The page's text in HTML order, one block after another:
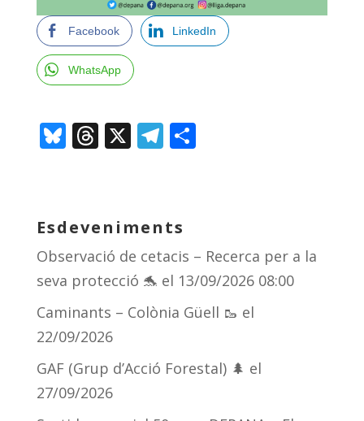
Facebook LinkedIn
WhatsApp
Bl
sk
y
T
d
s
X T
gr
a
m
C
te
ix
Esdeveniments
Observació de cetacis – Recerca per a la
seva protecció 🐬 el 13/09/2026 08:00
Caminants – Colònia Güell 🥾 el
22/09/2026
GAF (Grup d’Acció Forestal) 🌲 el
27/09/2026